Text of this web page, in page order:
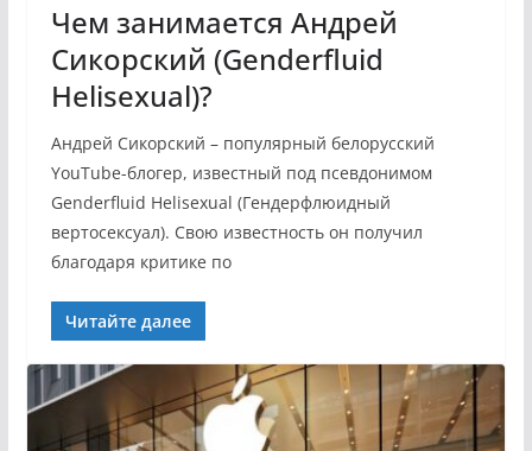
Чем занимается Андрей
Сикорский (Genderfluid
Helisexual)?
Андрей Сикорский – популярный белорусский
YouTube-блогер, известный под псевдонимом
Genderfluid Helisexual (Гендерфлюидный
вертосексуал). Свою известность он получил
благодаря критике по
Читайте далее